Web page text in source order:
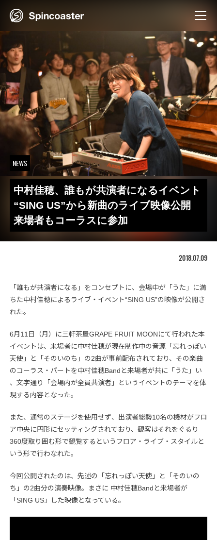
NEWS
中村佳穂​、誰もが共演者になる​イベント​
“​SING US”から新曲のライブ映像公開
来場者もコーラスに参加
2018.07.09
「誰もが共演者になる」をコンセプトに、会場中が「うた」に満
ちた中村佳穂による​ライブ・イベント“​SING US”の映像が公開さ
れた。
6月11日（月）に三軒茶屋GRAPE FRUIT MOONにて行われた本
イベントは、来場者に中村佳穂が現在制作中の​音源​「忘れっぽい
天使」と「そのいのち」の2曲が​事前​配布されており、その楽曲
のコーラス・パートを中村佳穂Bandと来場者が共に「うた」​い​
、​文字通り「会場内が全員共演者」というイベントのテーマを体
現する内容となった。
​また、​通常のステージを使用せず​、​出演者総勢10名の機材​がフロ
ア​中央に円形にセッティングされており、観客はそれをぐるり
360度取り囲む形で観覧するというフロア・ライブ・スタイルと
いう形で行わなれた。
今回公開されたのは、先述の「忘れっぽい天使」と「そのいの
ち」の2曲分の演奏映像。まさに 中村佳穂Bandと来場者が
「SING US」​した​映像となっている。